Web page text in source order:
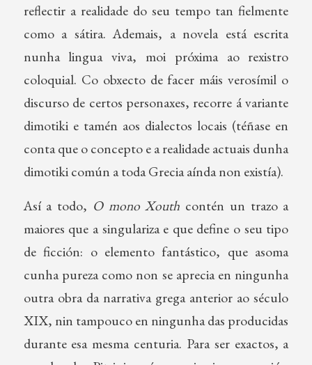
reflectir a realidade do seu tempo tan fielmente
como a sátira. Ademais, a novela está escrita
nunha lingua viva, moi próxima ao rexistro
coloquial. Co obxecto de facer máis verosímil o
discurso de certos personaxes, recorre á variante
dimotiki e tamén aos dialectos locais (téñase en
conta que o concepto e a realidade actuais dunha
dimotiki común a toda Grecia aínda non existía).
Así a todo, O mono Xouth contén un trazo a
maiores que a singulariza e que define o seu tipo
de ficción: o elemento fantástico, que asoma
cunha pureza como non se aprecia en ningunha
outra obra da narrativa grega anterior ao século
XIX, nin tampouco en ningunha das producidas
durante esa mesma centuria. Para ser exactos, a